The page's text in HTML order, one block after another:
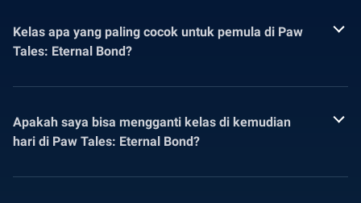
Kelas apa yang paling cocok untuk pemula di Paw
Tales: Eternal Bond?
Apakah saya bisa mengganti kelas di kemudian
hari di Paw Tales: Eternal Bond?